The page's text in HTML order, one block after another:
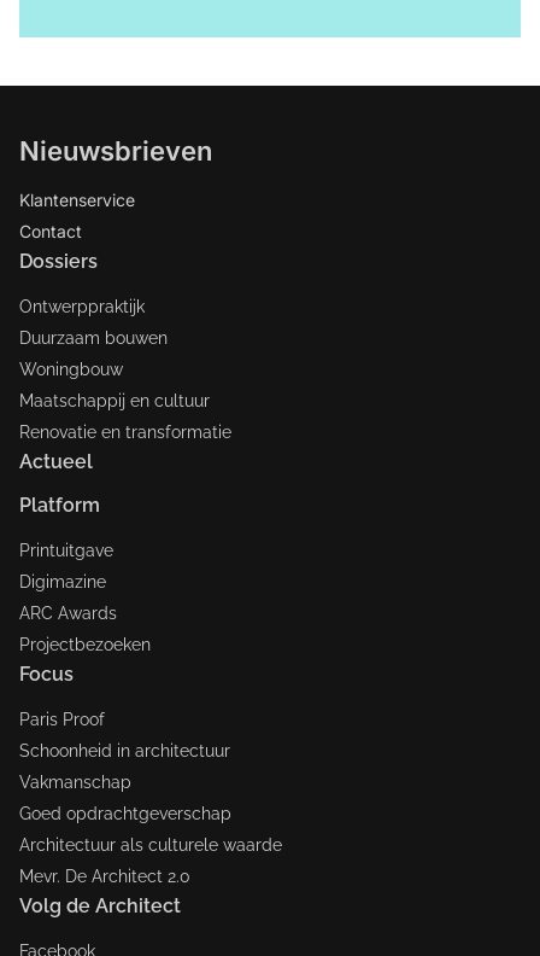
Nieuwsbrieven
Klantenservice
Contact
Dossiers
Ontwerppraktijk
Duurzaam bouwen
Woningbouw
Maatschappij en cultuur
Renovatie en transformatie
Actueel
Platform
Printuitgave
Digimazine
ARC Awards
Projectbezoeken
Focus
Paris Proof
Schoonheid in architectuur
Vakmanschap
Goed opdrachtgeverschap
Architectuur als culturele waarde
Mevr. De Architect 2.0
Volg de Architect
Facebook